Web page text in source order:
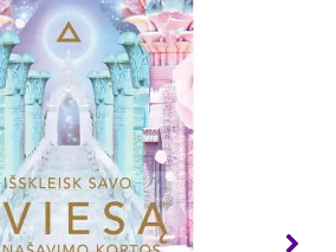
atidžiai žvelgėte į save – į
laikote save visiškai
atskirais individais,
daugybės kitų
Regis, taip manyti yra
turime atskirus kūnus ir
Vis dėlto gerai
tikrųjų mes visi esame atskiri